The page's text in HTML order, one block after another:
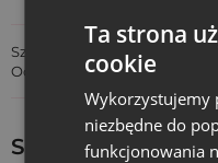
prać i używać
wyborem wspierającym
prezenty i dekoracje!
Szczegóły dotyczące
Odpowiedzialność za produkt
Sprawdź inne
Ta strona
cookie
Wykorzystujemy
niezbędne do
funkcjonowania